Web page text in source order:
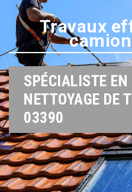
Travaux
SPÉCIALISTE EN
NETTOYAGE DE
03390